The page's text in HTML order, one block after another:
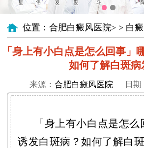
位置：合肥白癜风医院> > 白
「身上有小白点是怎么回事」
如何了解白斑病
来源： 合肥白癜风医院日期：
「身上有小白点是怎么
诱发白斑病？如何了解白